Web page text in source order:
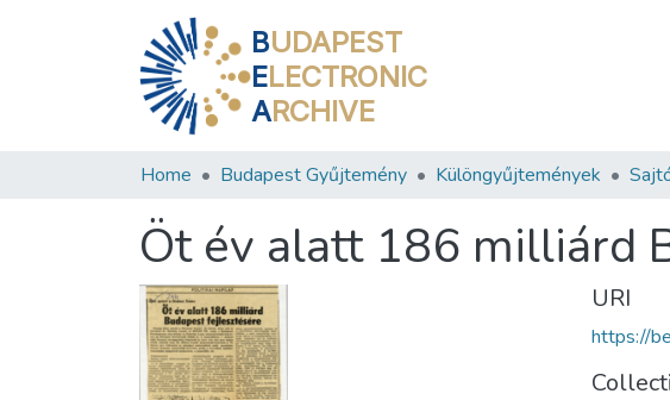
BUDAPEST
ELECTRONIC
ARCHIVE
Home Budapest Gyűjtemény Különgyűjtemények
Öt év alatt 186 milliárd
URI
https://